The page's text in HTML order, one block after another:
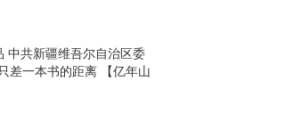
大家电
家用电器
中共新疆维吾尔自治区委
差一本书的距离 【亿年山
的完整模样 我们看惯了
养的生命绿洲，是丝绸